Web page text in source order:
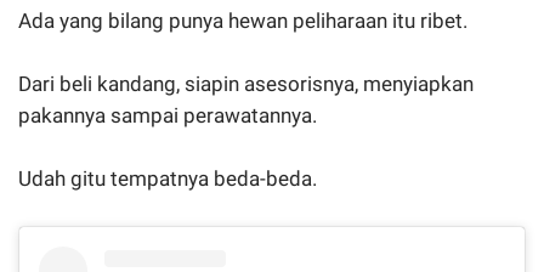
Ada yang bilang punya hewan peliharaan itu ribet.
Dari beli kandang, siapin asesorisnya, menyiapkan
pakannya sampai perawatannya.
Udah gitu tempatnya beda-beda.